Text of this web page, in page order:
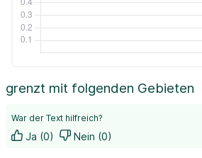
grenzt mit folgenden Gebieten
War der Text hilfreich?
Ja (0) Nein (0)